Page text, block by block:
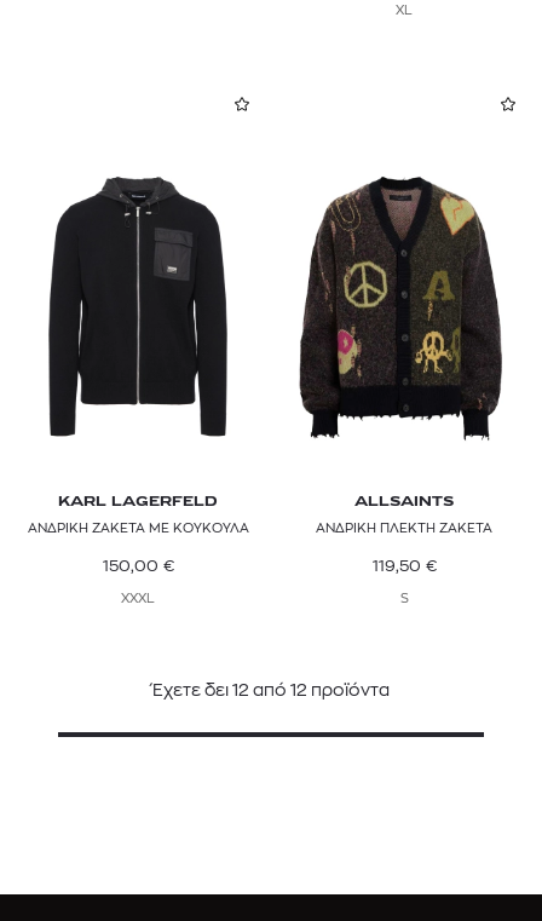
XL
KARL LAGERFELD
ΑΝΔΡΙΚΗ ΖΑΚΕΤΑ ΜΕ ΚΟΥΚΟΥΛΑ
150,00 €
XXXL
ALLSAINTS
ΑΝΔΡΙΚΗ ΠΛΕΚΤΗ ΖΑΚΕΤΑ
119,50 €
S
Έχετε δει 12 από 12 προϊόντα